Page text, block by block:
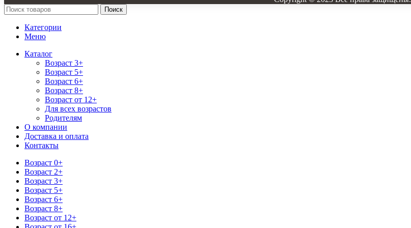
Поиск
Категории
Меню
Каталог
Возраст 3+
Возраст 5+
Возраст 6+
Возраст 8+
Возраст от 12+
Для всех возрастов
Родителям
О компании
Доставка и оплата
Контакты
Возраст 0+
Возраст 2+
Возраст 3+
Возраст 5+
Возраст 6+
Возраст 8+
Возраст от 12+